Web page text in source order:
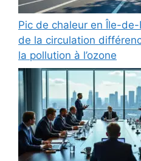
Pic de chaleur en Île-
de la circulation
la pollution à l’ozone